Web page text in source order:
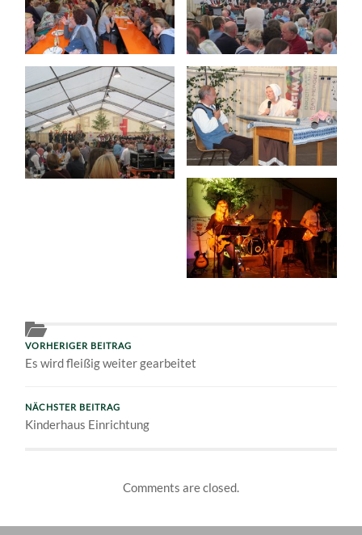
VORHERIGER BEITRAG
Es wird fleißig weiter gearbeitet
NÄCHSTER BEITRAG
Kinderhaus Einrichtung
Comments are closed.